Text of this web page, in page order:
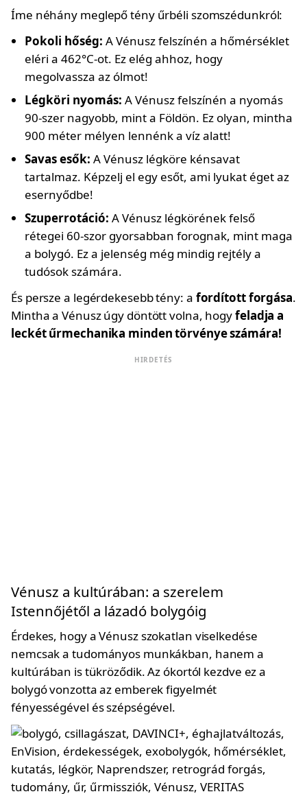
Íme néhány meglepő tény űrbéli szomszédunkról:
Pokoli hőség: A Vénusz felszínén a hőmérséklet
eléri a 462°C-ot. Ez elég ahhoz, hogy
megolvassza az ólmot!
Légköri nyomás: A Vénusz felszínén a nyomás
90-szer nagyobb, mint a Földön. Ez olyan, mintha
900 méter mélyen lennénk a víz alatt!
Savas esők: A Vénusz légköre kénsavat
tartalmaz. Képzelj el egy esőt, ami lyukat éget az
esernyődbe!
Szuperrotáció: A Vénusz légkörének felső
rétegei 60-szor gyorsabban forognak, mint maga
a bolygó. Ez a jelenség még mindig rejtély a
tudósok számára.
És persze a legérdekesebb tény: a fordított forgása.
Mintha a Vénusz úgy döntött volna, hogyfeladja a
leckét űrmechanika minden törvénye számára!
HIRDETÉS
Vénusz a kultúrában: a szerelem
Istennőjétől a lázadó bolygóig
Érdekes, hogy a Vénusz szokatlan viselkedése
nemcsak a tudományos munkákban, hanem a
kultúrában is tükröződik. Az ókortól kezdve ez a
bolygó vonzotta az emberek figyelmét
fényességével és szépségével.